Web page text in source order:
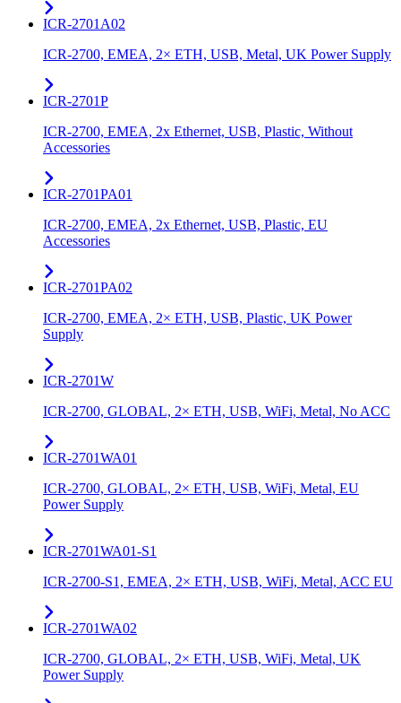
ICR-2701A02
ICR-2700, EMEA, 2× ETH, USB, Metal, UK Power Supply
ICR-2701P
ICR-2700, EMEA, 2x Ethernet, USB, Plastic, Without
Accessories
ICR-2701PA01
ICR-2700, EMEA, 2x Ethernet, USB, Plastic, EU
Accessories
ICR-2701PA02
ICR-2700, EMEA, 2× ETH, USB, Plastic, UK Power
Supply
ICR-2701W
ICR-2700, GLOBAL, 2× ETH, USB, WiFi, Metal, No ACC
ICR-2701WA01
ICR-2700, GLOBAL, 2× ETH, USB, WiFi, Metal, EU
Power Supply
ICR-2701WA01-S1
ICR-2700-S1, EMEA, 2× ETH, USB, WiFi, Metal, ACC EU
ICR-2701WA02
ICR-2700, GLOBAL, 2× ETH, USB, WiFi, Metal, UK
Power Supply